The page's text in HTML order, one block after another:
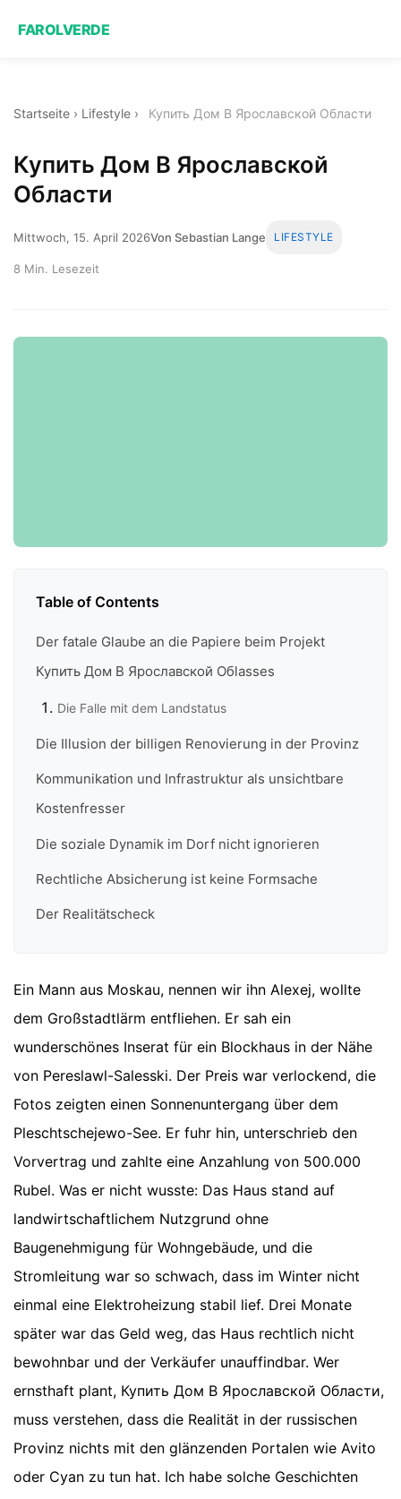
FAROLVERDE
Startseite › Lifestyle › Купить Дом В Ярославской Области
Купить Дом В Ярославской
Области
Mittwoch, 15. April 2026Von Sebastian Lange LIFESTYLE
8 Min. Lesezeit
Table of Contents
Der fatale Glaube an die Papiere beim Projekt
Купить Дом В Ярославской Обlasses
Die Falle mit dem Landstatus
Die Illusion der billigen Renovierung in der Provinz
Kommunikation und Infrastruktur als unsichtbare
Kostenfresser
Die soziale Dynamik im Dorf nicht ignorieren
Rechtliche Absicherung ist keine Formsache
Der Realitätscheck
Ein Mann aus Moskau, nennen wir ihn Alexej, wollte
dem Großstadtlärm entfliehen. Er sah ein
wunderschönes Inserat für ein Blockhaus in der Nähe
von Pereslawl-Salesski. Der Preis war verlockend, die
Fotos zeigten einen Sonnenuntergang über dem
Pleschtschejewo-See. Er fuhr hin, unterschrieb den
Vorvertrag und zahlte eine Anzahlung von 500.000
Rubel. Was er nicht wusste: Das Haus stand auf
landwirtschaftlichem Nutzgrund ohne
Baugenehmigung für Wohngebäude, und die
Stromleitung war so schwach, dass im Winter nicht
einmal eine Elektroheizung stabil lief. Drei Monate
später war das Geld weg, das Haus rechtlich nicht
bewohnbar und der Verkäufer unauffindbar. Wer
ernsthaft plant, Купить Дом В Ярославской Области,
muss verstehen, dass die Realität in der russischen
Provinz nichts mit den glänzenden Portalen wie Avito
oder Cyan zu tun hat. Ich habe solche Geschichten